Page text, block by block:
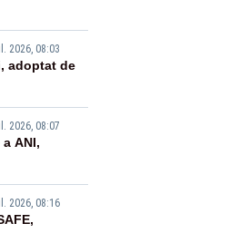
2026, 08:03
adoptat de
2026, 08:07
ANI,
2026, 08:16